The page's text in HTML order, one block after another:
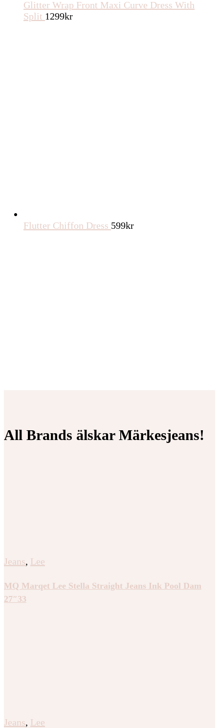
Glitter Wrap Front Maxi Curve Dress With
Split 1299kr
Flutter Chiffon Dress 599kr
All Brands älskar Märkesjeans!
Jeans, Lee
MQ Marqet Lee Stella Straight Jeans Ink Pool Dam
27″33
Jeans, Lee